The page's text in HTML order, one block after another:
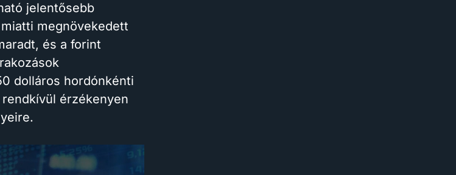
jelentősebb
megnövekedett
és a forint
dolláros hordónkénti
érzékenyen